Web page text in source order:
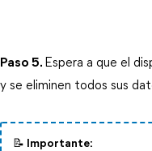
Paso 5. Espera a que el
y se eliminen todos sus
📝 Importante: